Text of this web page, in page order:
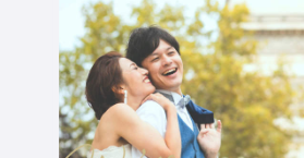
お支払い方法
出荷日・配送